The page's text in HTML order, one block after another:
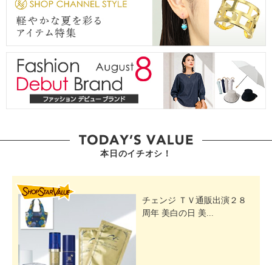
本日のイチオシ！
チェンジ ＴＶ通販出演２８
周年 美白の日 美...